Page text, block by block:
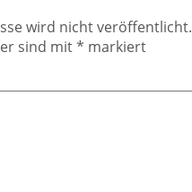
wird nicht veröffentlicht.
sind mit* markiert